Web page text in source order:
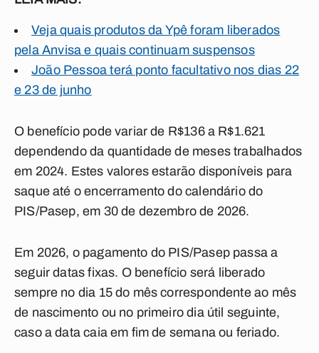
Veja quais produtos da Ypê foram liberados
pela Anvisa e quais continuam suspensos
João Pessoa terá ponto facultativo nos dias 22
e 23 de junho
O benefício pode variar de R$136 a R$1.621
dependendo da quantidade de meses trabalhados
em 2024. Estes valores estarão disponíveis para
saque até o encerramento do calendário do
PIS/Pasep, em 30 de dezembro de 2026.
Em 2026, o pagamento do PIS/Pasep passa a
seguir datas fixas. O benefício será liberado
sempre no dia 15 do mês correspondente ao mês
de nascimento ou no primeiro dia útil seguinte,
caso a data caia em fim de semana ou feriado.